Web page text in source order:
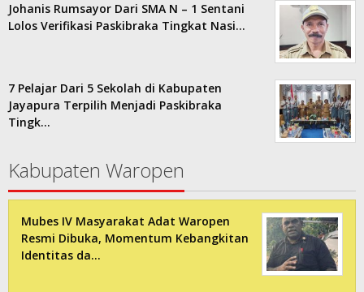
Johanis Rumsayor Dari SMA N – 1 Sentani
Lolos Verifikasi Paskibraka Tingkat Nasi…
7 Pelajar Dari 5 Sekolah di Kabupaten
Jayapura Terpilih Menjadi Paskibraka
Tingk…
Kabupaten Waropen
Mubes IV Masyarakat Adat Waropen
Resmi Dibuka, Momentum Kebangkitan
Identitas da…